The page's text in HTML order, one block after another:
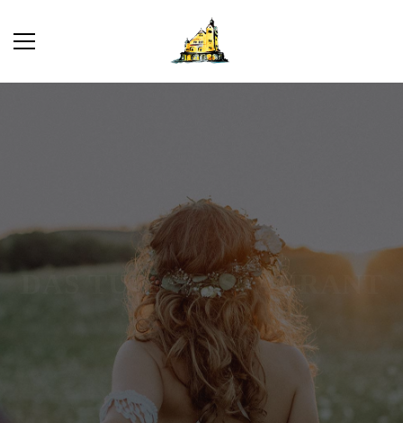
Romantik pur
DAS TURMRESTAURANT